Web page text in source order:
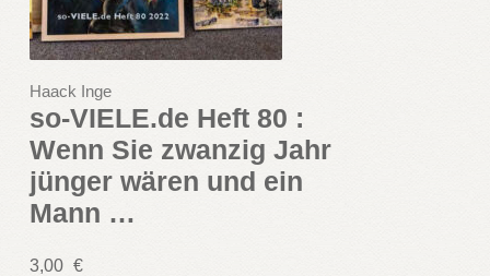
Haack Inge
so-VIELE.de Heft 80 :
Wenn Sie zwanzig Jahr
jünger wären und ein
Mann …
3,00 €